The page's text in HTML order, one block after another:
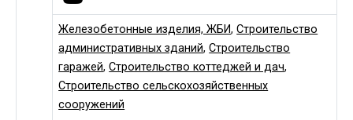
Железобетонные изделия, ЖБИ,Строительство
административных зданий,Строительство
гаражей,Строительство коттеджей и дач,
Строительство сельскохозяйственных
сооружений